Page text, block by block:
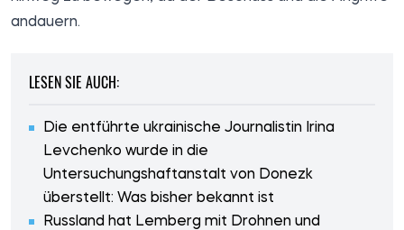
andauern.
LESEN SIE AUCH:
Die entführte ukrainische Journalistin Irina
Levchenko wurde in die
Untersuchungshaftanstalt von Donezk
überstellt: Was bisher bekannt ist
Russland hat Lemberg mit Drohnen und